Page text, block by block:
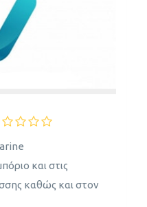
και στις
καθώς και στον